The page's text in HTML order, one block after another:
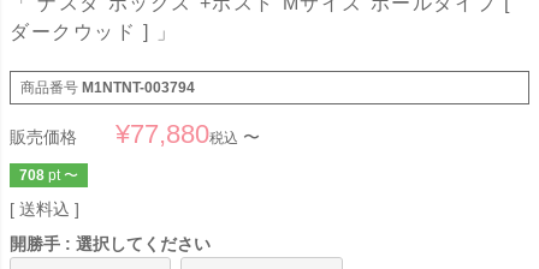
ダークウッド ] 」
商品番号 M1NTNT-003794
販売価格 ¥77,880税込 〜
708 pt 〜
送料込
開勝手
選択してください